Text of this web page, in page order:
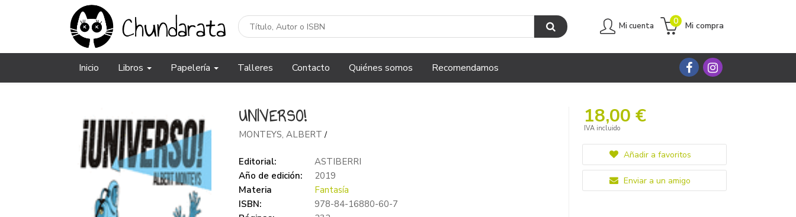
Mi cuenta Mi compra
0
Inicio Libros Papelería Talleres Contacto Quiénes somos Recomendamos
UNIVERSO!
MONTEYS, ALBERT /
Editorial:
ASTIBERRI
Año de edición:
2019
Materia
Fantasía
ISBN:
978-84-16880-60-7
18,00 €
IVA incluido
Añadir a favoritos
Enviar a un amigo